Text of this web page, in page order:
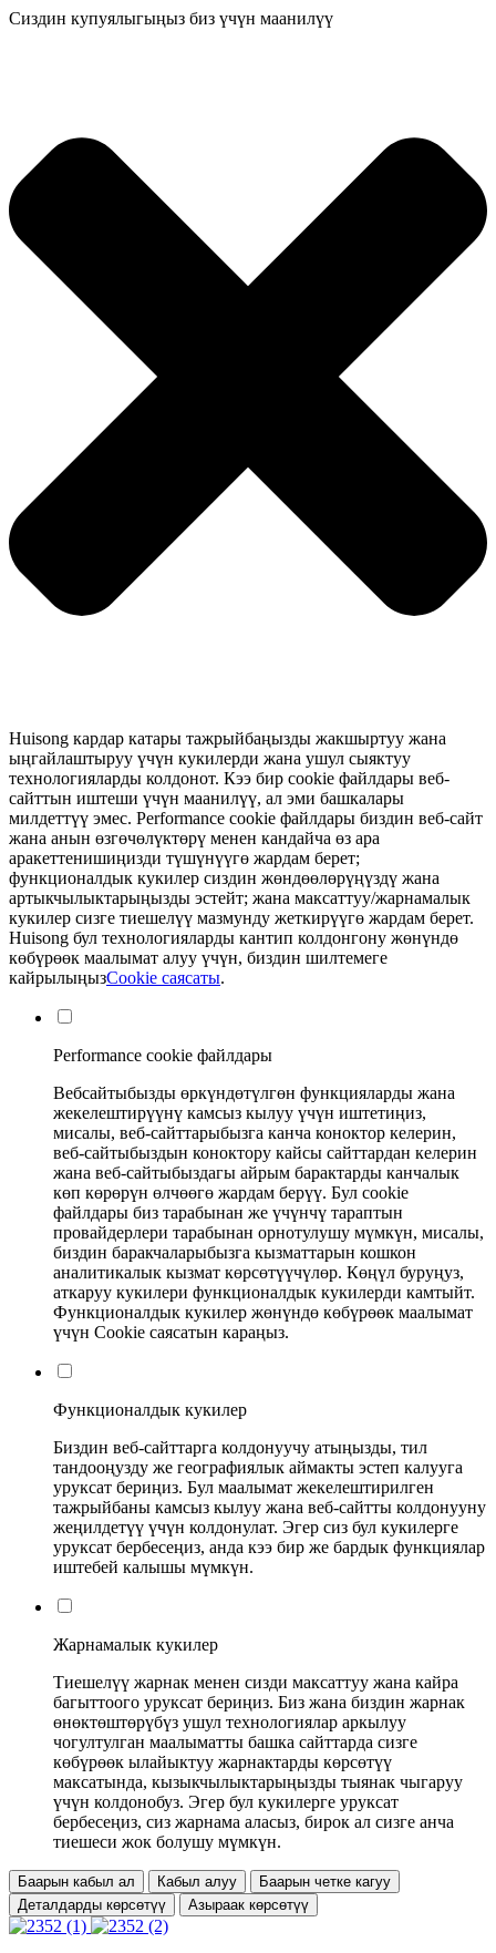
Сиздин купуялыгыңыз биз үчүн маанилүү
Huisong кардар катары тажрыйбаңызды жакшыртуу жана
ыңгайлаштыруу үчүн кукилерди жана ушул сыяктуу
технологияларды колдонот. Кээ бир cookie файлдары веб-
сайттын иштеши үчүн маанилүү, ал эми башкалары
милдеттүү эмес. Performance cookie файлдары биздин веб-сайт
жана анын өзгөчөлүктөрү менен кандайча өз ара
аракеттенишиңизди түшүнүүгө жардам берет;
функционалдык кукилер сиздин жөндөөлөрүңүздү жана
артыкчылыктарыңызды эстейт; жана максаттуу/жарнамалык
кукилер сизге тиешелүү мазмунду жеткирүүгө жардам берет.
Huisong бул технологияларды кантип колдонгону жөнүндө
көбүрөөк маалымат алуу үчүн, биздин шилтемеге
кайрылыңызCookie саясаты.
Performance cookie файлдары
Вебсайтыбызды өркүндөтүлгөн функцияларды жана
жекелештирүүнү камсыз кылуу үчүн иштетиңиз,
мисалы, веб-сайттарыбызга канча коноктор келерин,
веб-сайтыбыздын коноктору кайсы сайттардан келерин
жана веб-сайтыбыздагы айрым барактарды канчалык
көп көрөрүн өлчөөгө жардам берүү. Бул cookie
файлдары биз тарабынан же үчүнчү тараптын
провайдерлери тарабынан орнотулушу мүмкүн, мисалы,
биздин баракчаларыбызга кызматтарын кошкон
аналитикалык кызмат көрсөтүүчүлөр. Көңүл буруңуз,
аткаруу кукилери функционалдык кукилерди камтыйт.
Функционалдык кукилер жөнүндө көбүрөөк маалымат
үчүн Cookie саясатын караңыз.
Функционалдык кукилер
Биздин веб-сайттарга колдонуучу атыңызды, тил
тандооңузду же географиялык аймакты эстеп калууга
уруксат бериңиз. Бул маалымат жекелештирилген
тажрыйбаны камсыз кылуу жана веб-сайтты колдонууну
жеңилдетүү үчүн колдонулат. Эгер сиз бул кукилерге
уруксат бербесеңиз, анда кээ бир же бардык функциялар
иштебей калышы мүмкүн.
Жарнамалык кукилер
Тиешелүү жарнак менен сизди максаттуу жана кайра
багыттоого уруксат бериңиз. Биз жана биздин жарнак
өнөктөштөрүбүз ушул технологиялар аркылуу
чогултулган маалыматты башка сайттарда сизге
көбүрөөк ылайыктуу жарнактарды көрсөтүү
максатында, кызыкчылыктарыңызды тыянак чыгаруу
үчүн колдонобуз. Эгер бул кукилерге уруксат
бербесеңиз, сиз жарнама аласыз, бирок ал сизге анча
тиешеси жок болушу мүмкүн.
Баарын кабыл ал Кабыл алуу
Баарын четке кагуу
Деталдарды көрсөтүү
Азыраак көрсөтүү